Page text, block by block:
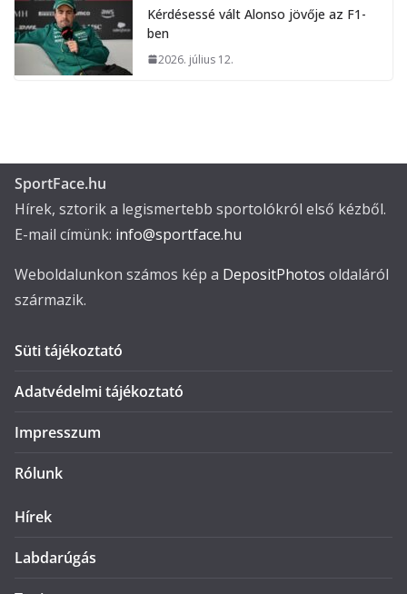
Kérdésessé vált Alonso jövője az F1-
ben
2026. július 12.
SportFace.hu
Hírek, sztorik a legismertebb sportolókról első kézből.
E-mail címünk: info@sportface.hu
Weboldalunkon számos kép a DepositPhotos oldaláról
származik.
Süti tájékoztató
Adatvédelmi tájékoztató
Impresszum
Rólunk
Hírek
Labdarúgás